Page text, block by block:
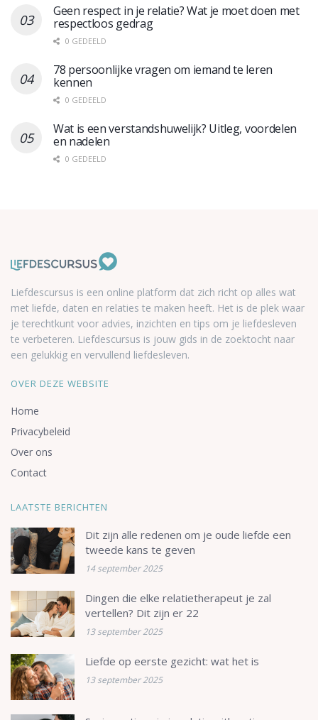
Geen respect in je relatie? Wat je moet doen met
respectloos gedrag
0 GEDEELD
78 persoonlijke vragen om iemand te leren
kennen
0 GEDEELD
Wat is een verstandshuwelijk? Uitleg, voordelen
en nadelen
0 GEDEELD
Liefdescursus is een online platform dat zich richt op alles wat
met liefde, daten en relaties te maken heeft. Het is de plek waar
je terechtkunt voor advies, inzichten en tips om je liefdesleven
te verbeteren. Liefdescursus is jouw gids in de zoektocht naar
een gelukkig en vervullend liefdesleven.
OVER DEZE WEBSITE
Home
Privacybeleid
Over ons
Contact
LAATSTE BERICHTEN
Dit zijn alle redenen om je oude liefde een
tweede kans te geven
14 september 2025
Dingen die elke relatietherapeut je zal
vertellen? Dit zijn er 22
13 september 2025
Liefde op eerste gezicht: wat het is
13 september 2025